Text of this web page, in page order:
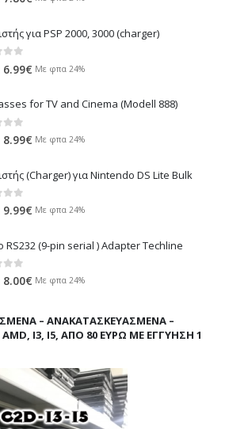
was:
14.99€.
τιμή
για PSP 2000, 3000 (charger)
5
Original
was:
15.00€.
6.99€ Η
τιμή
Με φπα 24%
for TV and Cinema (Modell 888)
5
Original
was:
15.00€.
8.99€ Η
τιμή
είναι:
Με φπα 24%
(Charger) για Nintendo DS Lite Bulk
5
Original
was:
12.00€.
9.99€ Η
τιμή
είναι:
Με φπα 24%
RS232 (9-pin serial ) Adapter Techline
5
Original
10.00€.
8.00€ Η
είναι:
8.00€.
Με φπα 24%
– ΑΝΑΚΑΤΑΣΚΕΥΑΣΜΈΝΑ –
AMD, I3, I5, ΑΠΌ 80 ΕΥΡΏ ΜΕ ΕΓΓΎΗΣΗ 1